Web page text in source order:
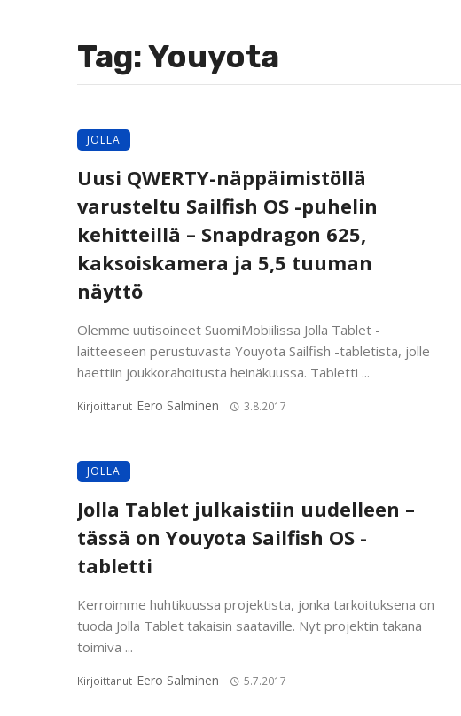
Tag: Youyota
JOLLA
Uusi QWERTY-näppäimistöllä
varusteltu Sailfish OS -puhelin
kehitteillä – Snapdragon 625,
kaksoiskamera ja 5,5 tuuman
näyttö
Olemme uutisoineet SuomiMobiilissa Jolla Tablet -
laitteeseen perustuvasta Youyota Sailfish -tabletista, jolle
haettiin joukkorahoitusta heinäkuussa. Tabletti ...
Kirjoittanut Eero Salminen 3.8.2017
JOLLA
Jolla Tablet julkaistiin uudelleen –
tässä on Youyota Sailfish OS -
tabletti
Kerroimme huhtikuussa projektista, jonka tarkoituksena on
tuoda Jolla Tablet takaisin saataville. Nyt projektin takana
toimiva ...
Kirjoittanut Eero Salminen 5.7.2017